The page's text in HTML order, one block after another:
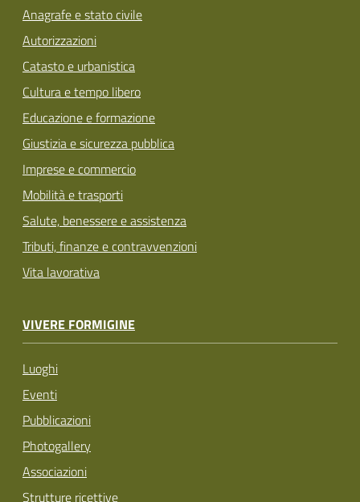
Anagrafe e stato civile
Autorizzazioni
Catasto e urbanistica
Cultura e tempo libero
Educazione e formazione
Giustizia e sicurezza pubblica
Imprese e commercio
Mobilità e trasporti
Salute, benessere e assistenza
Tributi, finanze e contravvenzioni
Vita lavorativa
VIVERE FORMIGINE
Luoghi
Eventi
Pubblicazioni
Photogallery
Associazioni
Strutture ricettive